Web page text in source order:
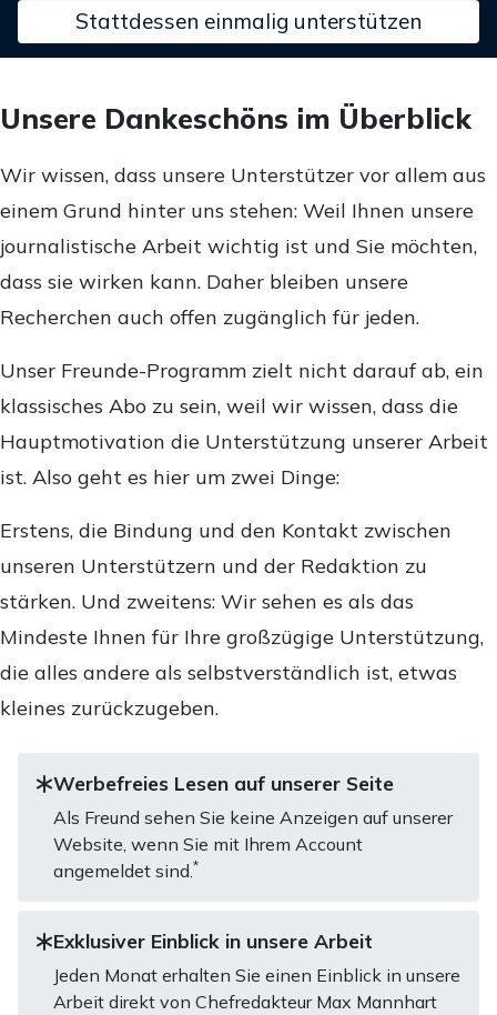
Stattdessen einmalig unterstützen
Unsere Dankeschöns im Überblick
Wir wissen, dass unsere Unterstützer vor allem aus
einem Grund hinter uns stehen: Weil Ihnen unsere
journalistische Arbeit wichtig ist und Sie möchten,
dass sie wirken kann. Daher bleiben unsere
Recherchen auch offen zugänglich für jeden.
Unser Freunde-Programm zielt nicht darauf ab, ein
klassisches Abo zu sein, weil wir wissen, dass die
Hauptmotivation die Unterstützung unserer Arbeit
ist. Also geht es hier um zwei Dinge:
Erstens, die Bindung und den Kontakt zwischen
unseren Unterstützern und der Redaktion zu
stärken. Und zweitens: Wir sehen es als das
Mindeste Ihnen für Ihre großzügige Unterstützung,
die alles andere als selbstverständlich ist, etwas
kleines zurückzugeben.
Werbefreies Lesen auf unserer Seite
Als Freund sehen Sie keine Anzeigen auf unserer
Website, wenn Sie mit Ihrem Account
angemeldet sind.*
Exklusiver Einblick in unsere Arbeit
Jeden Monat erhalten Sie einen Einblick in unsere
Arbeit direkt von Chefredakteur Max Mannhart